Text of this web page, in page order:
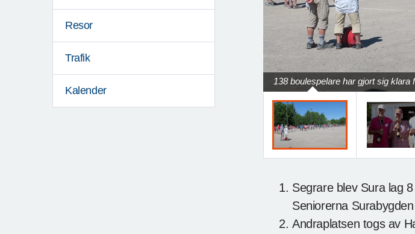
Resor
Trafik
Kalender
138 boulespelare har gjort sig klara
Segrare blev Sura lag
Seniorerna Surabygden
Andraplatsen togs av